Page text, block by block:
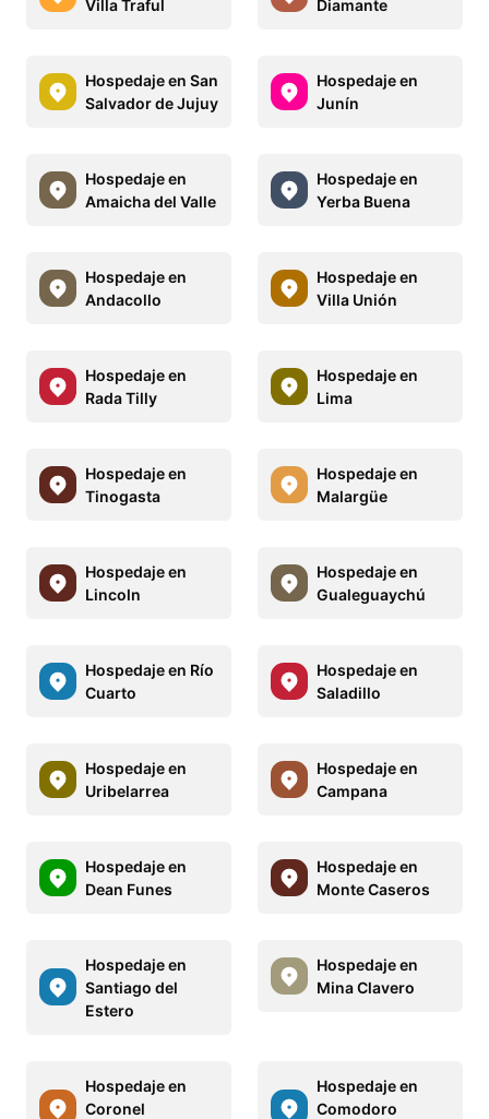
Villa Traful Diamante
Hospedaje en San
Salvador de Jujuy
Hospedaje en
Junín
Hospedaje en
Amaicha del Valle
Hospedaje en
Yerba Buena
Hospedaje en
Andacollo
Hospedaje en
Villa Unión
Hospedaje en
Rada Tilly
Hospedaje en
Lima
Hospedaje en
Tinogasta
Hospedaje en
Malargüe
Hospedaje en
Lincoln
Hospedaje en
Gualeguaychú
Hospedaje en Río
Cuarto
Hospedaje en
Saladillo
Hospedaje en
Uribelarrea
Hospedaje en
Campana
Hospedaje en
Dean Funes
Hospedaje en
Monte Caseros
Hospedaje en
Santiago del
Estero
Hospedaje en
Mina Clavero
Hospedaje en
Coronel
Hospedaje en
Comodoro